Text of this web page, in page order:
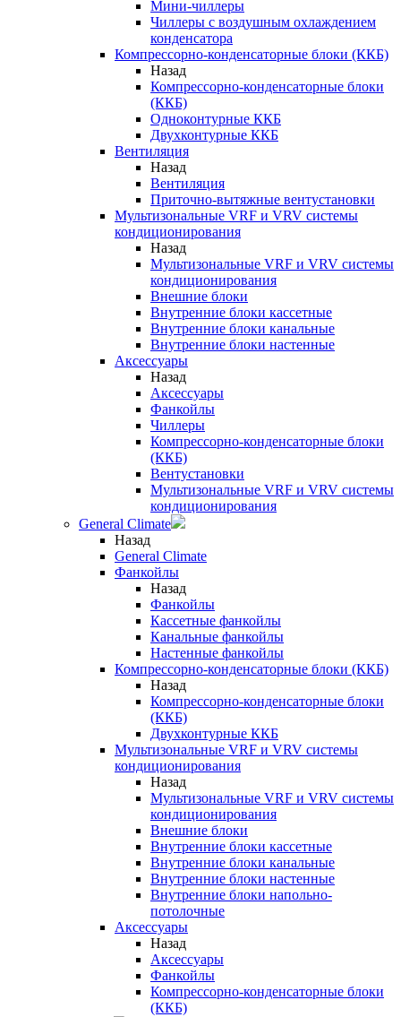
Мини-чиллеры
Чиллеры с воздушным охлаждением
конденсатора
Компрессорно-конденсаторные блоки (ККБ)
Назад
Компрессорно-конденсаторные блоки
(ККБ)
Одноконтурные ККБ
Двухконтурные ККБ
Вентиляция
Назад
Вентиляция
Приточно-вытяжные вентустановки
Мультизональные VRF и VRV системы
кондиционирования
Назад
Мультизональные VRF и VRV системы
кондиционирования
Внешние блоки
Внутренние блоки кассетные
Внутренние блоки канальные
Внутренние блоки настенные
Аксессуары
Назад
Аксессуары
Фанкойлы
Чиллеры
Компрессорно-конденсаторные блоки
(ККБ)
Вентустановки
Мультизональные VRF и VRV системы
кондиционирования
General Climate
Назад
General Climate
Фанкойлы
Назад
Фанкойлы
Кассетные фанкойлы
Канальные фанкойлы
Настенные фанкойлы
Компрессорно-конденсаторные блоки (ККБ)
Назад
Компрессорно-конденсаторные блоки
(ККБ)
Двухконтурные ККБ
Мультизональные VRF и VRV системы
кондиционирования
Назад
Мультизональные VRF и VRV системы
кондиционирования
Внешние блоки
Внутренние блоки кассетные
Внутренние блоки канальные
Внутренние блоки настенные
Внутренние блоки напольно-
потолочные
Аксессуары
Назад
Аксессуары
Фанкойлы
Компрессорно-конденсаторные блоки
(ККБ)